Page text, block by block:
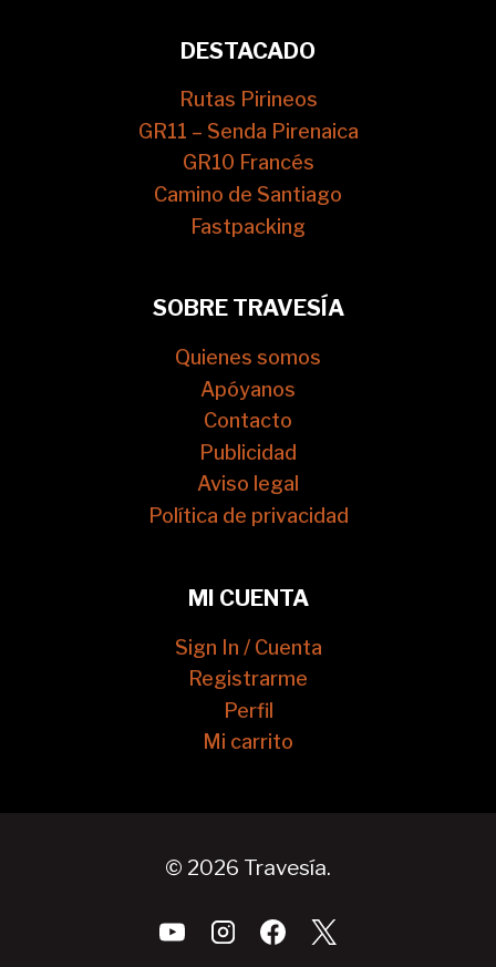
DESTACADO
Rutas Pirineos
GR11 – Senda Pirenaica
GR10 Francés
Camino de Santiago
Fastpacking
SOBRE TRAVESÍA
Quienes somos
Apóyanos
Contacto
Publicidad
Aviso legal
Política de privacidad
MI CUENTA
Sign In / Cuenta
Registrarme
Perfil
Mi carrito
© 2026 Travesía.